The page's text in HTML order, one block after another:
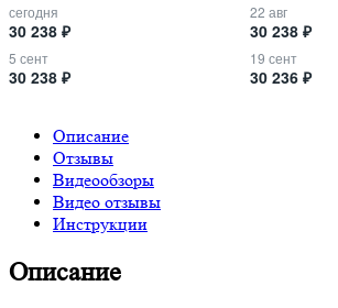
сегодня
30 238 ₽
22 авг
30 238 ₽
5 сент
30 238 ₽
19 сент
30 236 ₽
Описание
Отзывы
Видеообзоры
Видео отзывы
Инструкции
Описание